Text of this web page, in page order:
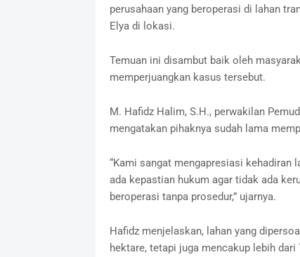
perusahaan yang beroperasi di lahan
Elya di lokasi.
Temuan ini disambut baik oleh
memperjuangkan kasus tersebut.
M. Hafidz Halim, S.H., perwakilan
mengatakan pihaknya sudah lama
“Kami sangat mengapresiasi kehadiran
ada kepastian hukum agar tidak ada
beroperasi tanpa prosedur,” ujarnya.
Hafidz menjelaskan, lahan yang
hektare, tetapi juga mencakup lebih